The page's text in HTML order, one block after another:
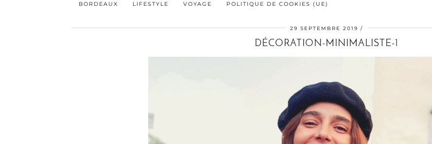
BORDEAUX LIFESTYLE VOYAGE POLITIQUE DE COOKIES (UE)
29 SEPTEMBRE 2019
DÉCORATION-MINIMALISTE-1